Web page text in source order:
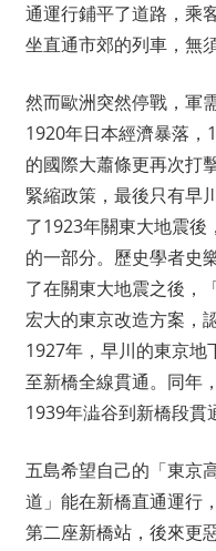
通運行鋪平了道路，乘
坐直通市郊的列車，無
然而歐洲突然停戰，軍
1920年日本經濟暴落，
的國際大蕭條更再次打
緊縮政策，最後只有早
了1923年關東大地震後
的一部分。歷史學者史
了在關東大地震之後，
宏大的東京改造方案，
1927年，早川的東京地
至新橋全線貫通。同年
1939年澁谷到新橋段貫
五島希望自己的「東京
道」能在新橋直通運行
第二座新橋站，後來更